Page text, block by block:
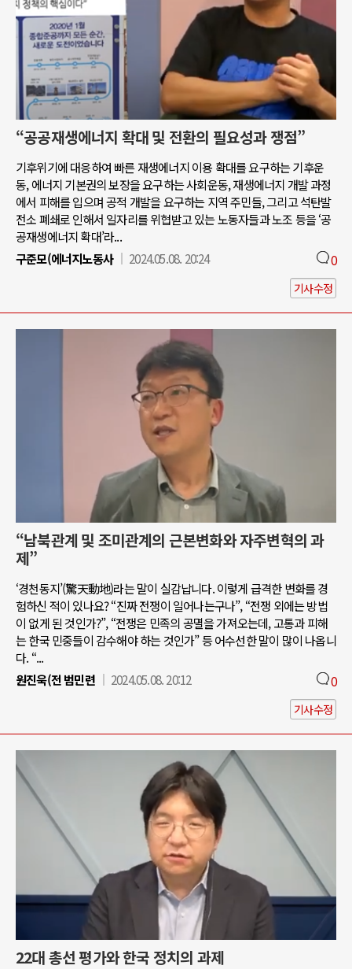
“공공재생에너지 확대 및 전환의 필요성과 쟁점”
기후위기에 대응하여 빠른 재생에너지 이용 확대를 요구하는 기후운
동, 에너지 기본권의 보장을 요구하는 사회운동, 재생에너지 개발 과정
에서 피해를 입으며 공적 개발을 요구하는 지역 주민들, 그리고 석탄발
전소 폐쇄로 인해서 일자리를 위협받고 있는 노동자들과 노조 등을 ‘공
공재생에너지 확대’라...
구준모(에너지노동사
2024.05.08. 20:24 0
기사수정
“남북관계 및 조미관계의 근본변화와 자주변혁의 과
제”
‘경천동지’(驚天動地)라는 말이 실감납니다. 이렇게 급격한 변화를 경
험하신 적이 있나요? “진짜 전쟁이 일어나는구나”, “전쟁 외에는 방법
이 없게 된 것인가?”, “전쟁은 민족의 공멸을 가져오는데, 고통과 피해
는 한국 민중들이 감수해야 하는 것인가” 등 어수선한 말이 많이 나옵니
다. “...
원진욱(전 범민련
2024.05.08. 20:12 0
기사수정
22대 총선 평가와 한국 정치의 과제